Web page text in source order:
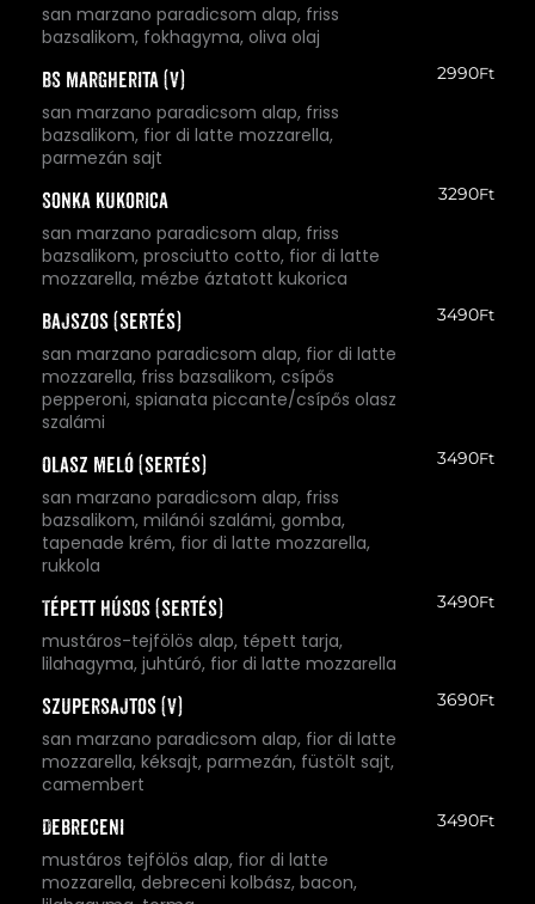
san marzano paradicsom alap, friss
bazsalikom, fokhagyma, oliva olaj
BS Margherita (V)
san marzano paradicsom alap, friss
bazsalikom, fior di latte mozzarella,
parmezán sajt
2990Ft
Sonka kukorica
san marzano paradicsom alap, friss
bazsalikom, prosciutto cotto, fior di latte
mozzarella, mézbe áztatott kukorica
3290Ft
Bajszos (sertés)
san marzano paradicsom alap, fior di latte
mozzarella, friss bazsalikom, csípős
pepperoni, spianata piccante/csípős olasz
szalámi
3490Ft
Olasz meló (sertés)
san marzano paradicsom alap, friss
bazsalikom, milánói szalámi, gomba,
tapenade krém, fior di latte mozzarella,
rukkola
3490Ft
Tépett húsos (sertés)
mustáros-tejfölös alap, tépett tarja,
lilahagyma, juhtúró, fior di latte mozzarella
3490Ft
Szupersajtos (V)
san marzano paradicsom alap, fior di latte
mozzarella, kéksajt, parmezán, füstölt sajt,
camembert
3690Ft
Debreceni
mustáros tejfölös alap, fior di latte
mozzarella, debreceni kolbász, bacon,
3490Ft